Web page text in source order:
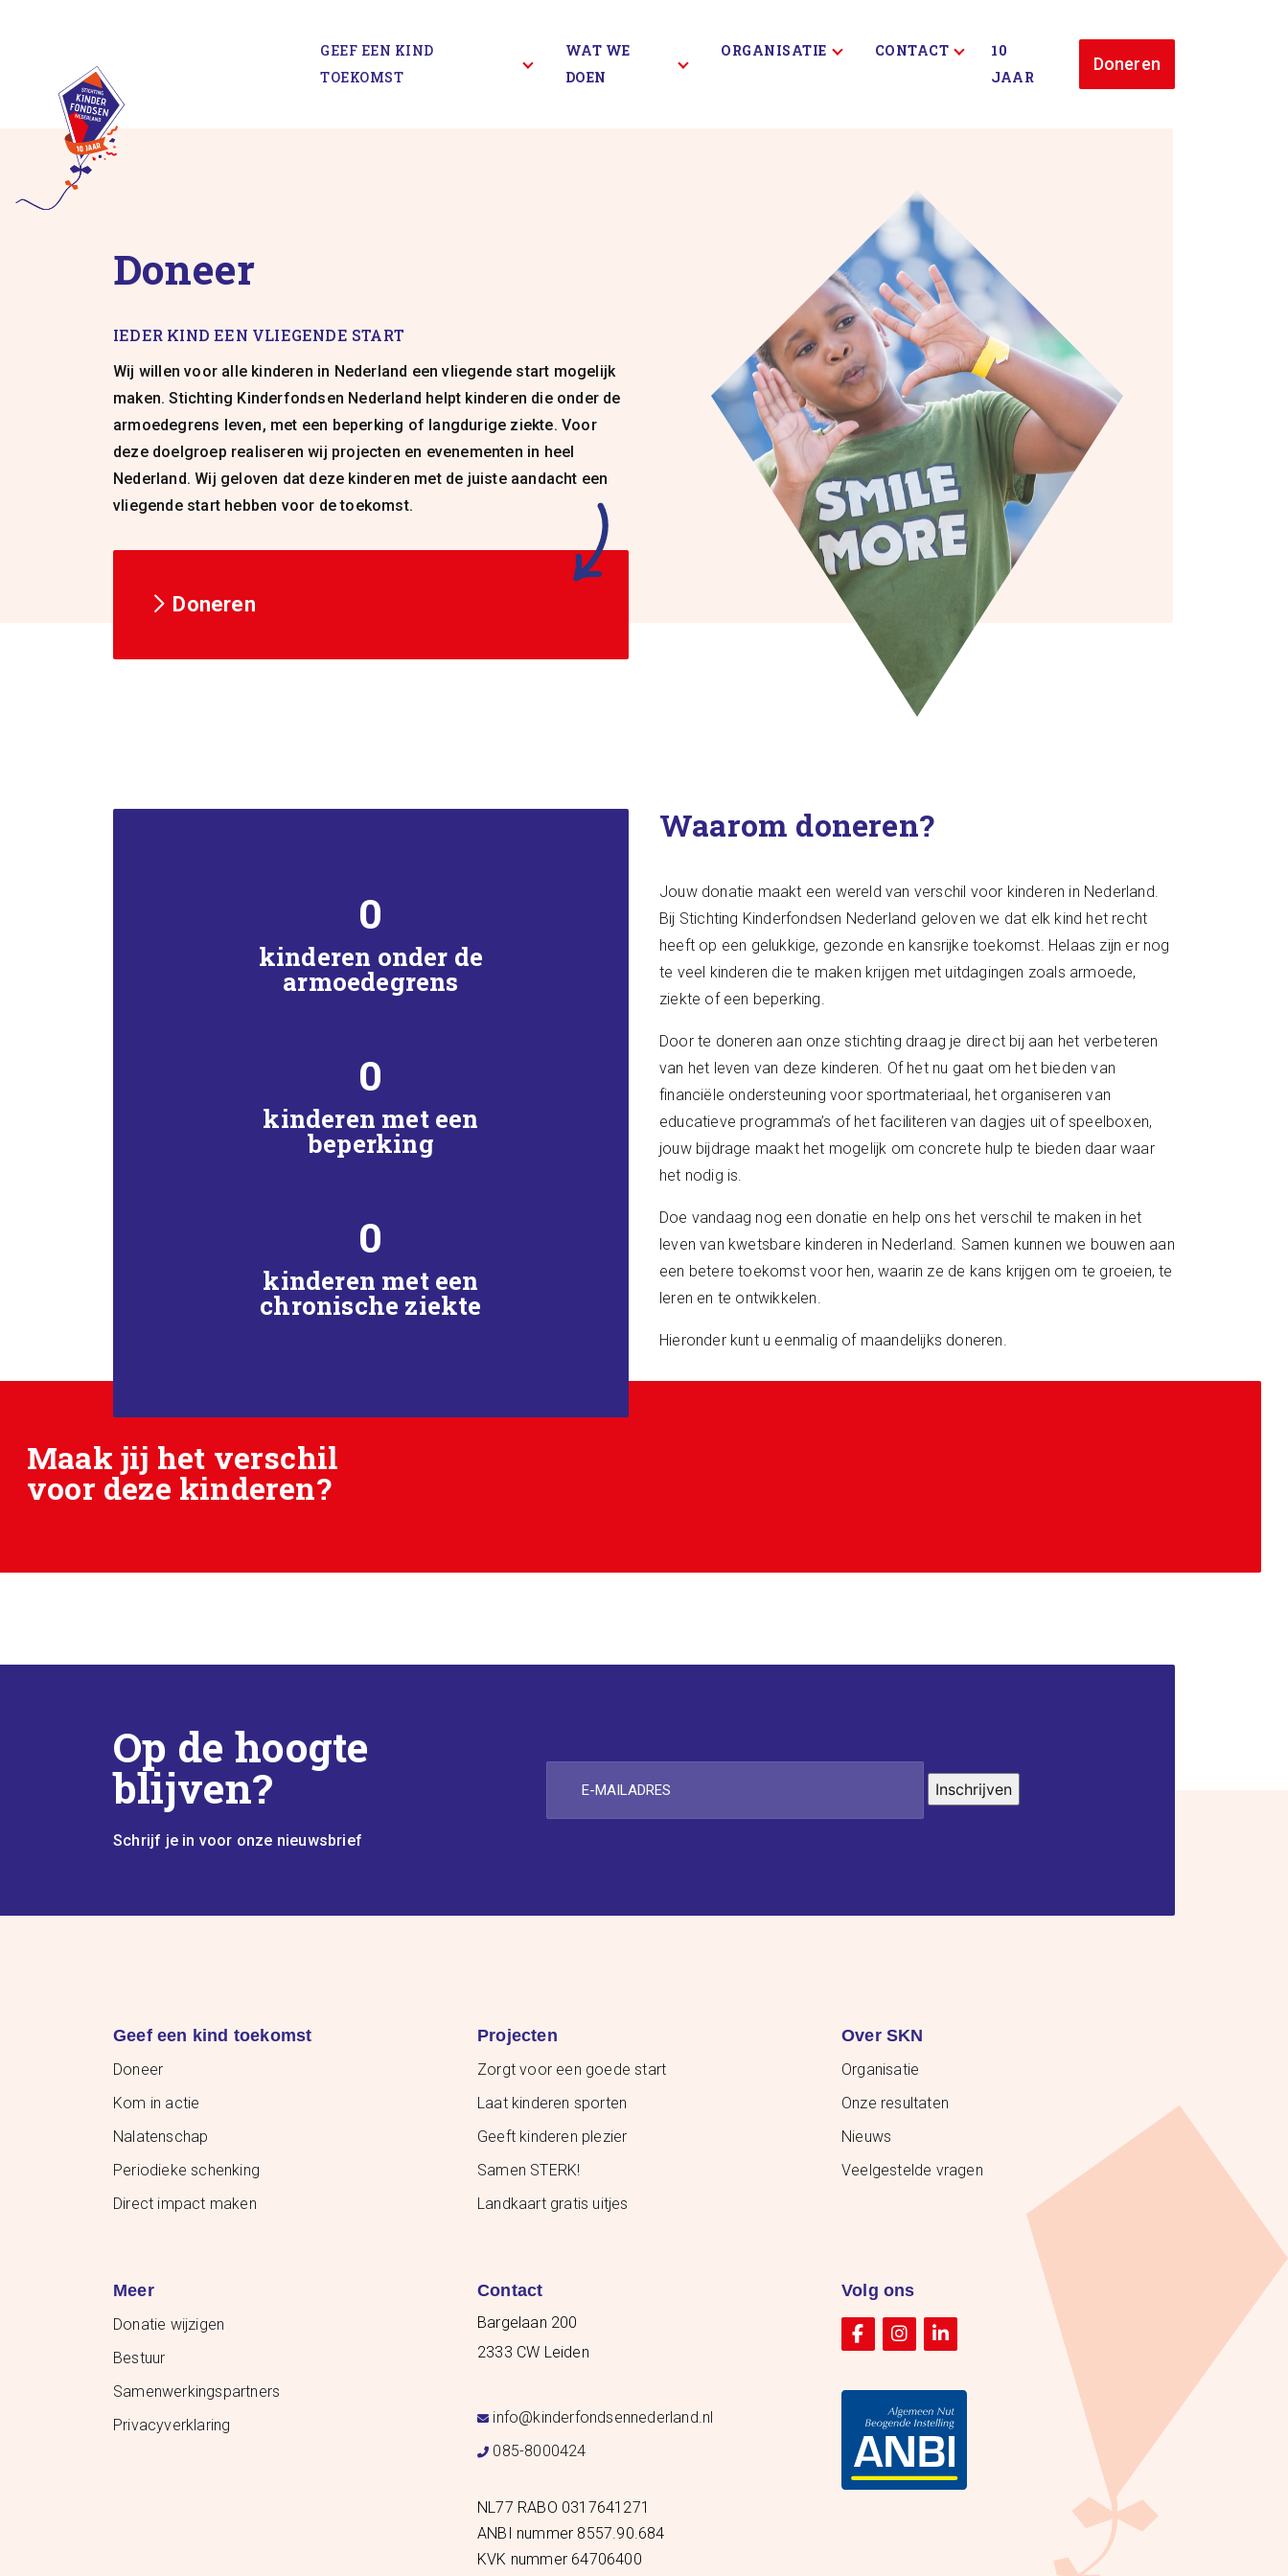
GEEF EEN KIND
TOEKOMST
WAT WE
DOEN
ORGANISATIE CONTACT
10
JAAR
Doneren
Doneer
IEDER KIND EEN VLIEGENDE START
Wij willen voor alle kinderen in Nederland een vliegende start mogelijk
maken. Stichting Kinderfondsen Nederland helpt kinderen die onder de
armoedegrens leven, met een beperking of langdurige ziekte. Voor
deze doelgroep realiseren wij projecten en evenementen in heel
Nederland. Wij geloven dat deze kinderen met de juiste aandacht een
vliegende start hebben voor de toekomst.
Doneren
0
kinderen onder de
armoedegrens
0
kinderen met een
beperking
0
kinderen met een
chronische ziekte
Waarom doneren?
Jouw donatie maakt een wereld van verschil voor kinderen in Nederland.
Bij Stichting Kinderfondsen Nederland geloven we dat elk kind het recht
heeft op een gelukkige, gezonde en kansrijke toekomst. Helaas zijn er nog
te veel kinderen die te maken krijgen met uitdagingen zoals armoede,
ziekte of een beperking.
Door te doneren aan onze stichting draag je direct bij aan het verbeteren
van het leven van deze kinderen. Of het nu gaat om het bieden van
financiële ondersteuning voor sportmateriaal, het organiseren van
educatieve programma’s of het faciliteren van dagjes uit of speelboxen,
jouw bijdrage maakt het mogelijk om concrete hulp te bieden daar waar
het nodig is.
Doe vandaag nog een donatie en help ons het verschil te maken in het
leven van kwetsbare kinderen in Nederland. Samen kunnen we bouwen aan
een betere toekomst voor hen, waarin ze de kans krijgen om te groeien, te
leren en te ontwikkelen.
Hieronder kunt u eenmalig of maandelijks doneren.
Maak jij het verschil
voor deze kinderen?
Op de hoogte
blijven?
Schrijf je in voor onze nieuwsbrief
mailadres
Inschrijven
Geef een kind toekomst
Doneer
Kom in actie
Nalatenschap
Periodieke schenking
Direct impact maken
Projecten
Zorgt voor een goede start
Laat kinderen sporten
Geeft kinderen plezier
Samen STERK!
Landkaart gratis uitjes
Over SKN
Organisatie
Onze resultaten
Nieuws
Veelgestelde vragen
Meer
Donatie wijzigen
Bestuur
Samenwerkingspartners
Privacyverklaring
Contact
Bargelaan 200
2333 CW Leiden
info@kinderfondsennederland.nl
085-8000424
NL77 RABO 0317641271
ANBI nummer 8557.90.684
KVK nummer 64706400
Volg ons